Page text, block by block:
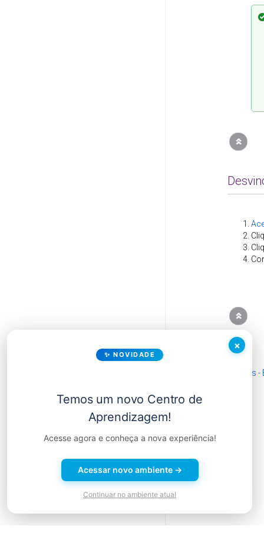
×
✨ NOVIDADE
Temos um novo Centro de
Aprendizagem!
Acesse agora e conheça a nova experiência!
Acessar novo ambiente →
Continuar no ambiente atual